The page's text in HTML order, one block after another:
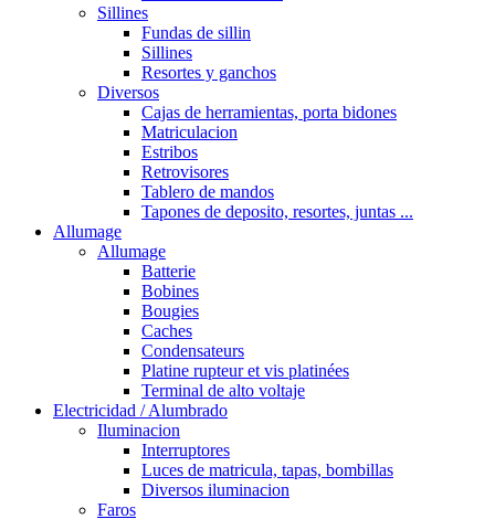
Sillines
Fundas de sillin
Sillines
Resortes y ganchos
Diversos
Cajas de herramientas, porta bidones
Matriculacion
Estribos
Retrovisores
Tablero de mandos
Tapones de deposito, resortes, juntas ...
Allumage
Allumage
Batterie
Bobines
Bougies
Caches
Condensateurs
Platine rupteur et vis platinées
Terminal de alto voltaje
Electricidad / Alumbrado
Iluminacion
Interruptores
Luces de matricula, tapas, bombillas
Diversos iluminacion
Faros